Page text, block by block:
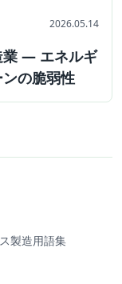
2026.05.14
業 — エネルギ
の脆弱性
製造用語集